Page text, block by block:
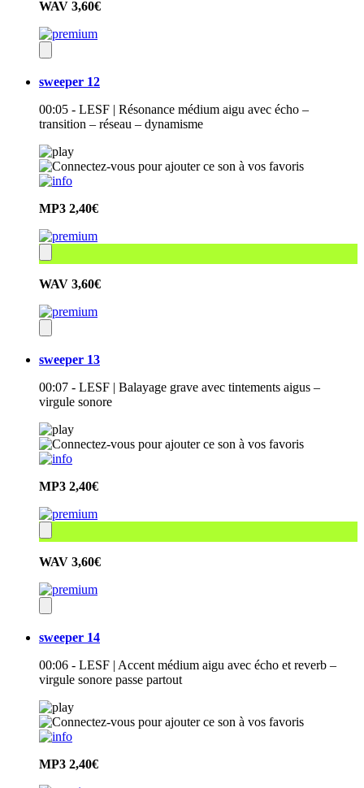
WAV 3,60€
sweeper 12
00:05 - LESF | Résonance médium aigu avec écho –
transition – réseau – dynamisme
MP3 2,40€
WAV 3,60€
sweeper 13
00:07 - LESF | Balayage grave avec tintements aigus –
virgule sonore
MP3 2,40€
WAV 3,60€
sweeper 14
00:06 - LESF | Accent médium aigu avec écho et reverb –
virgule sonore passe partout
MP3 2,40€